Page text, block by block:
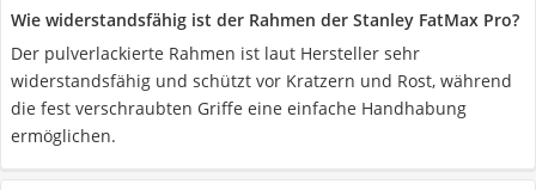
Wie widerstandsfähig ist der Rahmen der Stanley FatMax Pro?
Der pulverlackierte Rahmen ist laut Hersteller sehr
widerstandsfähig und schützt vor Kratzern und Rost, während
die fest verschraubten Griffe eine einfache Handhabung
ermöglichen.